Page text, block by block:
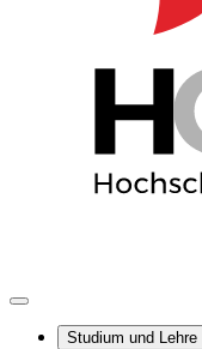
Studium und Lehre